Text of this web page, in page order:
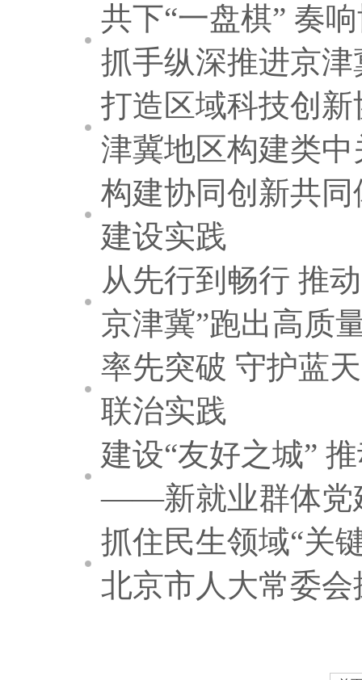
共下“一盘棋” 奏
抓手纵深推进京
打造区域科技创
津冀地区构建类
构建协同创新共
建设实践
从先行到畅行 推
京津冀”跑出高质
率先突破 守护蓝
联治实践
建设“友好之城”
——新就业群体党
抓住民生领域“关
北京市人大常委